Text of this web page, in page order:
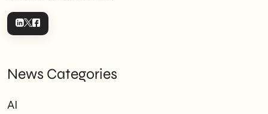
News Categories
AI